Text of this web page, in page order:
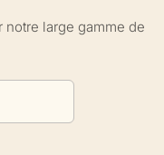
large gamme de